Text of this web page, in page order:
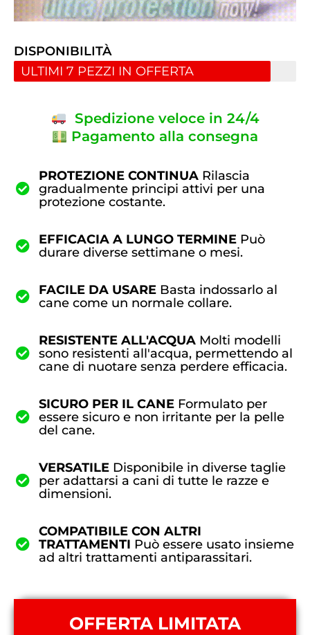
DISPONIBILITÀ
ULTIMI 7 PEZZI IN OFFERTA
Spedizione veloce in 24/4
Pagamento alla consegna
PROTEZIONE CONTINUA Rilascia
gradualmente principi attivi per una
protezione costante.
EFFICACIA A LUNGO TERMINE Può
durare diverse settimane o mesi.
FACILE DA USARE Basta indossarlo al
cane come un normale collare.
RESISTENTE ALL'ACQUA Molti modelli
sono resistenti all'acqua, permettendo al
cane di nuotare senza perdere efficacia.
SICURO PER IL CANE Formulato per
essere sicuro e non irritante per la pelle
del cane.
VERSATILE Disponibile in diverse taglie
per adattarsi a cani di tutte le razze e
dimensioni.
COMPATIBILE CON ALTRI
TRATTAMENTI Può essere usato insieme
ad altri trattamenti antiparassitari.
OFFERTA LIMITATA